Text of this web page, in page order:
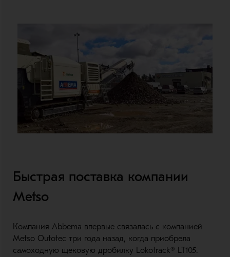
Быстрая поставка компании
Metso
Компания Abbema впервые связалась с компанией
Metso Outotec три года назад, когда приобрела
самоходную щековую дробилку Lokotrack® LT105.